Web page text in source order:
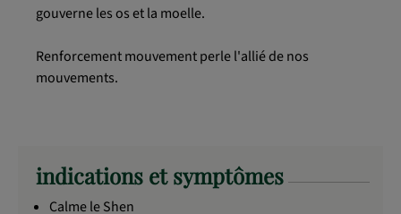
gouverne les os et la moelle.
Renforcement mouvement perle l'allié de nos
mouvements.
indications et symptômes
Calme le Shen